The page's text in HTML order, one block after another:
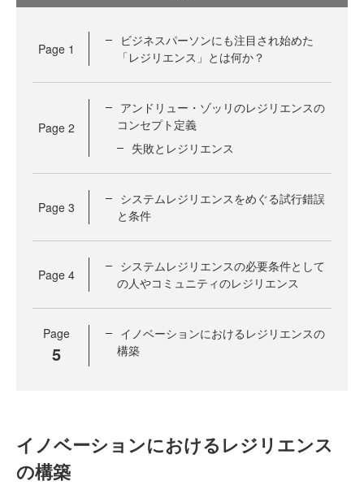
Page 1
ビジネスパーソンにも注目され始めた
「レジリエンス」とは何か？
Page 2
アンドリュー・ゾッリのレジリエンスの
コンセプト定義
失敗とレジリエンス
Page 3
システムレジリエンスをめぐる試行錯誤
と条件
Page 4
システムレジリエンスの必要条件として
の人やコミュニティのレジリエンス
Page
5
イノベーションにおけるレジリエンスの
構築
イノベーションにおけるレジリエンス
の構築